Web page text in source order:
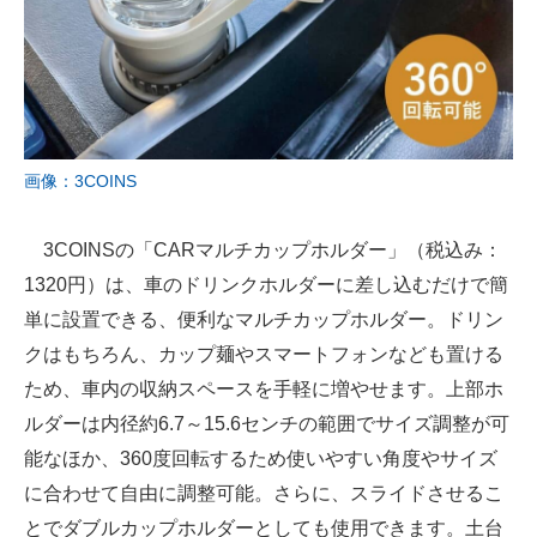
画像：3COINS
3COINSの「CARマルチカップホルダー」（税込み：
1320円）は、車のドリンクホルダーに差し込むだけで簡
単に設置できる、便利なマルチカップホルダー。ドリン
クはもちろん、カップ麺やスマートフォンなども置ける
ため、車内の収納スペースを手軽に増やせます。上部ホ
ルダーは内径約6.7～15.6センチの範囲でサイズ調整が可
能なほか、360度回転するため使いやすい角度やサイズ
に合わせて自由に調整可能。さらに、スライドさせるこ
とでダブルカップホルダーとしても使用できます。土台